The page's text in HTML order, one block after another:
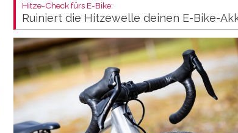
Hitze-Check fürs E-Bike:
Ruiniert die Hitzewelle deinen E-Bike-